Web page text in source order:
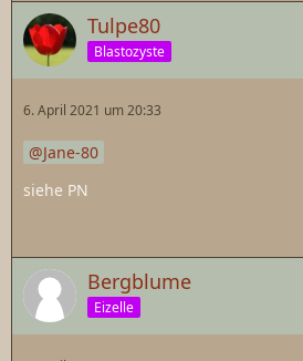
Tulpe80
Blastozyste
6. April 2021 um 20:33
Jane-80
siehe PN
Bergblume
Eizelle